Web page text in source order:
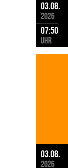
03.08.
2026
07:50
Uhr
03.08.
2026